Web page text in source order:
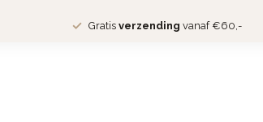
Gratis verzending vanaf €60,-